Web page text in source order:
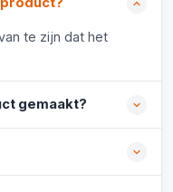
te zijn dat het
gemaakt?